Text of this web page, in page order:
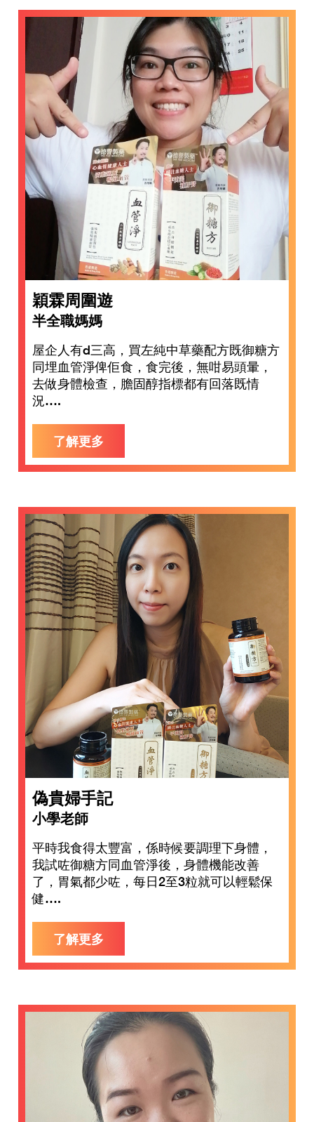
穎霖周圍遊
半全職媽媽
屋企人有d三高，買左純中草藥配方既御糖方
同埋血管淨俾佢食，食完後，無咁易頭暈，
去做身體檢查，膽固醇指標都有回落既情
況….
了解更多
偽貴婦手記
小學老師
平時我食得太豐富，係時候要調理下身體，
我試咗御糖方同血管淨後，身體機能改善
了，胃氣都少咗，每日2至3粒就可以輕鬆保
健….
了解更多